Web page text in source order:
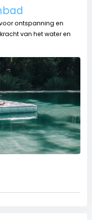
ontspanning en
van het water en